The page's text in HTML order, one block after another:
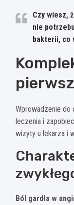
Czy wiesz,
nie
bakterii, co
Wprowadzenie do
leczenia i
wizyty u lekarza i
Ból gardła w